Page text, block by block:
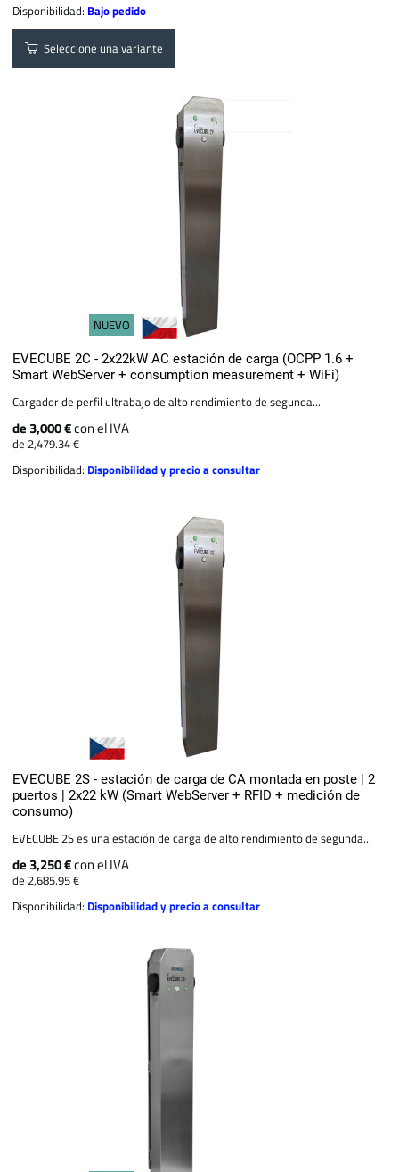
Disponibilidad: Bajo pedido
Seleccione una variante
NUEVO
EVECUBE 2C - 2x22kW AC estación de carga (OCPP 1.6 +
Smart WebServer + consumption measurement + WiFi)
Cargador de perfil ultrabajo de alto rendimiento de segunda...
de 3,000 €con el IVA
de 2,479.34 €
Disponibilidad: Disponibilidad y precio a consultar
EVECUBE 2S - estación de carga de CA montada en poste | 2
puertos | 2x22 kW (Smart WebServer + RFID + medición de
consumo)
EVECUBE 2S es una estación de carga de alto rendimiento de segunda...
de 3,250 €con el IVA
de 2,685.95 €
Disponibilidad: Disponibilidad y precio a consultar